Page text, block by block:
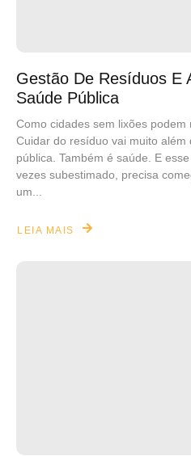
Gestão De Resíduos E
Saúde Pública
Como cidades sem lixões
Cuidar do resíduo vai muito além
pública. Também é saúde. E
vezes subestimado, precisa
um...
LEIA MAIS